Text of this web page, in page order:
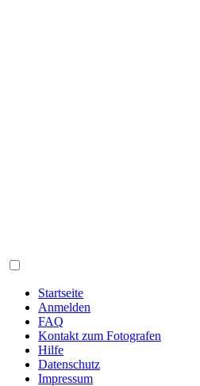
Startseite
Anmelden
FAQ
Kontakt zum Fotografen
Hilfe
Datenschutz
Impressum